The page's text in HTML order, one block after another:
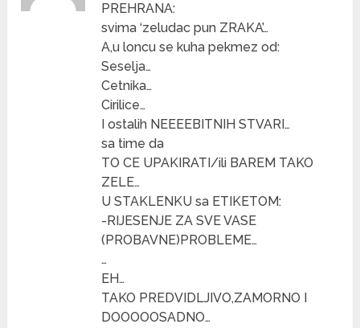
PREHRANA:
svima ‘zeludac pun ZRAKA’…
A,u loncu se kuha pekmez od:
Seselja…
Cetnika…
Cirilice…
I ostalih NEEEEBITNIH STVARI…
sa time da
TO CE UPAKIRATI/ili BAREM TAKO
ZELE…
U STAKLENKU sa ETIKETOM:
-RIJESENJE ZA SVE VASE
(PROBAVNE)PROBLEME…
…
EH…
TAKO PREDVIDLJIVO,ZAMORNO I
DOOOOOSADNO…